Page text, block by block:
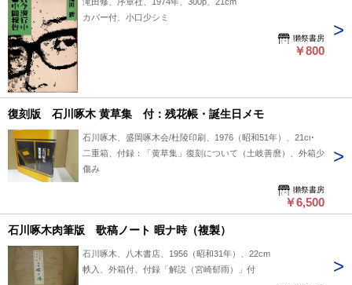
カバー付、小口少シミ
獺祭書房
￥800
復刻版 石川啄木 黄草集 付：残花帳・誕生日メモ
石川啄木、盛岡啄木会/杜陵印刷、1976（昭和51年）、21cm
二重箱、付録：「黄草集」復刻について（土岐善麿）、外箱少
傷み
獺祭書房
￥6,500
石川啄木肉筆版 歌稿ノート 暇ナ時（複製）
石川啄木、八木書店、1956（昭和31年）、22cm
帙入、外箱付、付録「解説（宮崎郁雨）」付